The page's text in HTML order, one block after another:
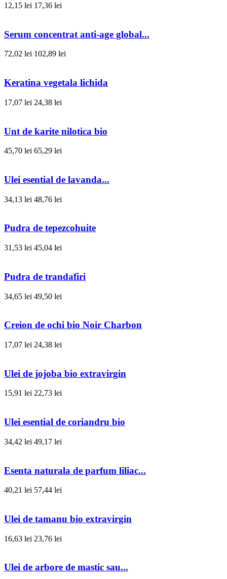
12,15 lei 17,36 lei
Serum concentrat anti-age global...
72,02 lei 102,89 lei
Keratina vegetala lichida
17,07 lei 24,38 lei
Unt de karite nilotica bio
45,70 lei 65,29 lei
Ulei esential de lavanda...
34,13 lei 48,76 lei
Pudra de tepezcohuite
31,53 lei 45,04 lei
Pudra de trandafiri
34,65 lei 49,50 lei
Creion de ochi bio Noir Charbon
17,07 lei 24,38 lei
Ulei de jojoba bio extravirgin
15,91 lei 22,73 lei
Ulei esential de coriandru bio
34,42 lei 49,17 lei
Esenta naturala de parfum liliac...
40,21 lei 57,44 lei
Ulei de tamanu bio extravirgin
16,63 lei 23,76 lei
Ulei de arbore de mastic sau...